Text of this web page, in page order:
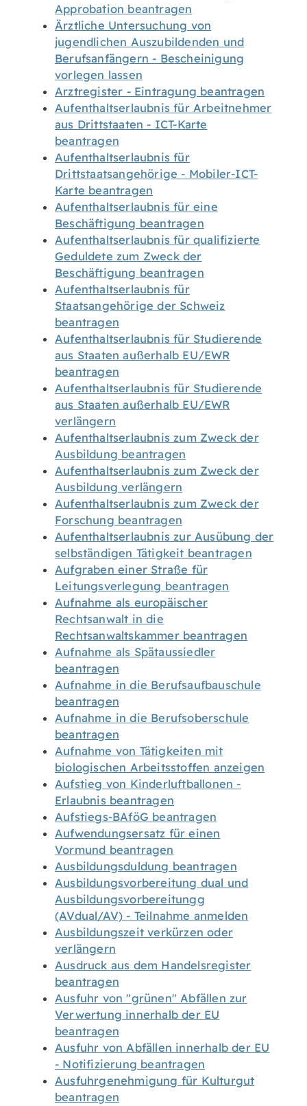
Approbation beantragen
Ärztliche Untersuchung von
jugendlichen Auszubildenden und
Berufsanfängern - Bescheinigung
vorlegen lassen
Arztregister - Eintragung beantragen
Aufenthaltserlaubnis für Arbeitnehmer
aus Drittstaaten - ICT-Karte
beantragen
Aufenthaltserlaubnis für
Drittstaatsangehörige - Mobiler-ICT-
Karte beantragen
Aufenthaltserlaubnis für eine
Beschäftigung beantragen
Aufenthaltserlaubnis für qualifizierte
Geduldete zum Zweck der
Beschäftigung beantragen
Aufenthaltserlaubnis für
Staatsangehörige der Schweiz
beantragen
Aufenthaltserlaubnis für Studierende
aus Staaten außerhalb EU/EWR
beantragen
Aufenthaltserlaubnis für Studierende
aus Staaten außerhalb EU/EWR
verlängern
Aufenthaltserlaubnis zum Zweck der
Ausbildung beantragen
Aufenthaltserlaubnis zum Zweck der
Ausbildung verlängern
Aufenthaltserlaubnis zum Zweck der
Forschung beantragen
Aufenthaltserlaubnis zur Ausübung der
selbständigen Tätigkeit beantragen
Aufgraben einer Straße für
Leitungsverlegung beantragen
Aufnahme als europäischer
Rechtsanwalt in die
Rechtsanwaltskammer beantragen
Aufnahme als Spätaussiedler
beantragen
Aufnahme in die Berufsaufbauschule
beantragen
Aufnahme in die Berufsoberschule
beantragen
Aufnahme von Tätigkeiten mit
biologischen Arbeitsstoffen anzeigen
Aufstieg von Kinderluftballonen -
Erlaubnis beantragen
Aufstiegs-BAföG beantragen
Aufwendungsersatz für einen
Vormund beantragen
Ausbildungsduldung beantragen
Ausbildungsvorbereitung dual und
Ausbildungsvorbereitungg
(AVdual/AV) - Teilnahme anmelden
Ausbildungszeit verkürzen oder
verlängern
Ausdruck aus dem Handelsregister
beantragen
Ausfuhr von "grünen" Abfällen zur
Verwertung innerhalb der EU
beantragen
Ausfuhr von Abfällen innerhalb der EU
- Notifizierung beantragen
Ausfuhrgenehmigung für Kulturgut
beantragen